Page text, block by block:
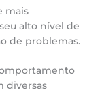
mais
alto nível de
de problemas.
diversas